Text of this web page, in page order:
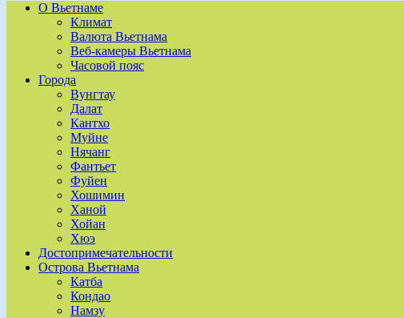
О Вьетнаме
Климат
Валюта Вьетнама
Веб-камеры Вьетнама
Часовой пояс
Города
Вунгтау
Далат
Кантхо
Муйне
Нячанг
Фантьет
Фуйен
Хошимин
Ханой
Хойан
Хюэ
Достопримечательности
Острова Вьетнама
Катба
Кондао
Намзу